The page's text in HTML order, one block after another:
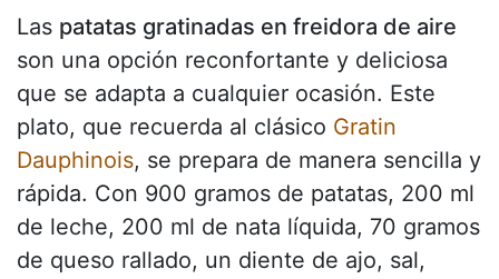
Las patatas gratinadas en freidora de aire
son una opción reconfortante y deliciosa
que se adapta a cualquier ocasión. Este
plato, que recuerda al clásico Gratin
Dauphinois, se prepara de manera sencilla y
rápida. Con 900 gramos de patatas, 200 ml
de leche, 200 ml de nata líquida, 70 gramos
de queso rallado, un diente de ajo, sal,